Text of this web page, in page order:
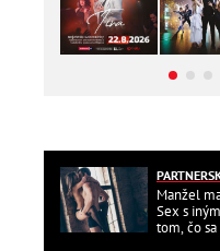
Manžel
Sex s
tom, čo